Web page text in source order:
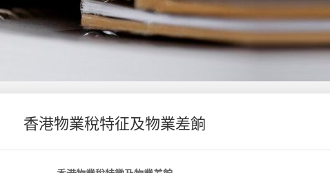
香港物業稅特征及物業差餉